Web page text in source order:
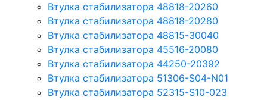
Втулка стабилизатора 48818-20260
Втулка стабилизатора 48818-20280
Втулка стабилизатора 48815-30040
Втулка стабилизатора 45516-20080
Втулка стабилизатора 44250-20392
Втулка стабилизатора 51306-S04-N01
Втулка стабилизатора 52315-S10-023